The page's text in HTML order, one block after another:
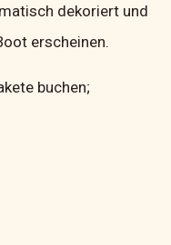
dekoriert und
erscheinen.
buchen;